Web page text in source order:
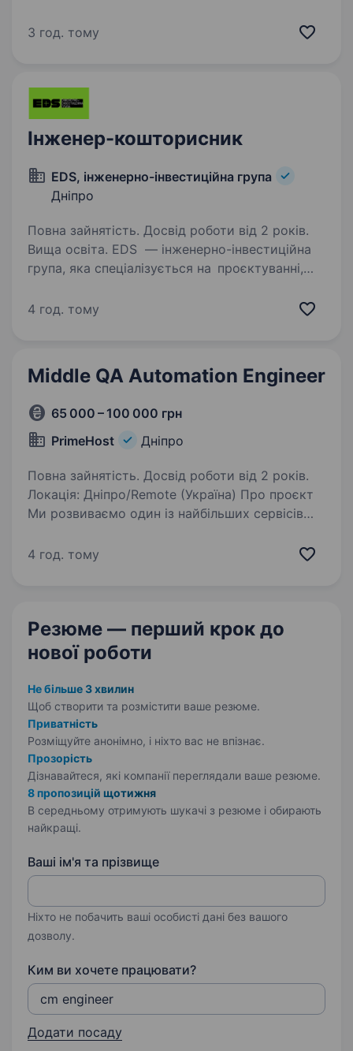
Розробка програмного забезпечення PLC
3 год. тому
Інженер-кошторисник
EDS, інженерно-інвестиційна група
Дніпро
Повна зайнятість. Досвід роботи від 2 років.
Вища освіта. EDS — інженерно-інвестиційна
група, яка спеціалізується на проєктуванні,
виробництві обладнання та будівництві
4 год. тому
Middle QA Automation Engineer
65 000 – 100 000 грн
PrimeHost
Дніпро
Повна зайнятість. Досвід роботи від 2 років.
Локація: Дніпро/Remote (Україна) Про проєкт
Ми розвиваємо один із найбільших сервісів
стабільну роботу сотень тисяч доменів
4 год. тому
Резюме — перший крок до
нової роботи
Не більше 3 хвилин
Щоб створити та розмістити ваше резюме.
Приватність
Розміщуйте анонімно, і ніхто вас не впізнає.
Прозорість
Дізнавайтеся, які компанії переглядали ваше резюме.
8 пропозицій щотижня
В середньому отримують шукачі з резюме і обирають
найкращі.
Ваші ім'я та прізвище
Ніхто не побачить ваші особисті дані без вашого
дозволу.
Ким ви хочете працювати?
Додати посаду